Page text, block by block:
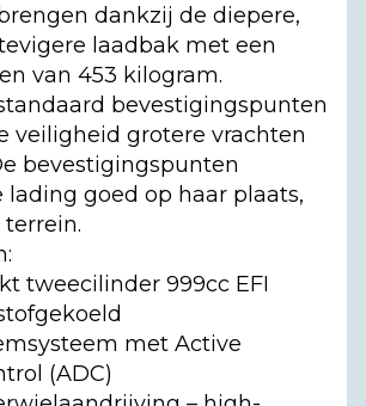
dankzij de diepere,
laadbak met een
van 453 kilogram.
bevestigingspunten
veiligheid grotere vrachten
bevestigingspunten
lading goed op haar plaats,
tweecilinder 999cc EFI
met Active
(ADC)